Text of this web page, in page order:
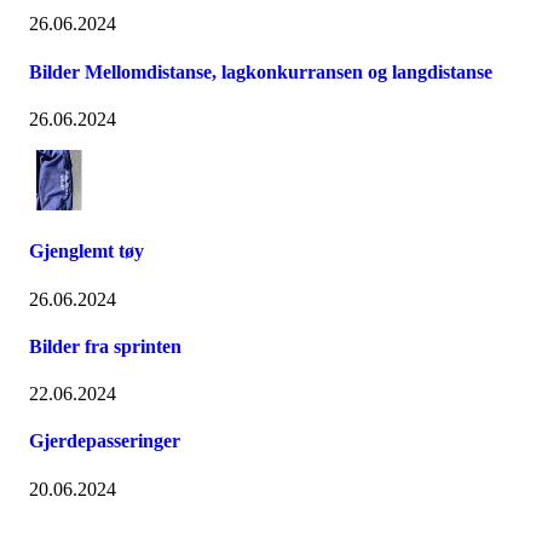
26.06.2024
Bilder Mellomdistanse, lagkonkurransen og langdistanse
26.06.2024
Gjenglemt tøy
26.06.2024
Bilder fra sprinten
22.06.2024
Gjerdepasseringer
20.06.2024